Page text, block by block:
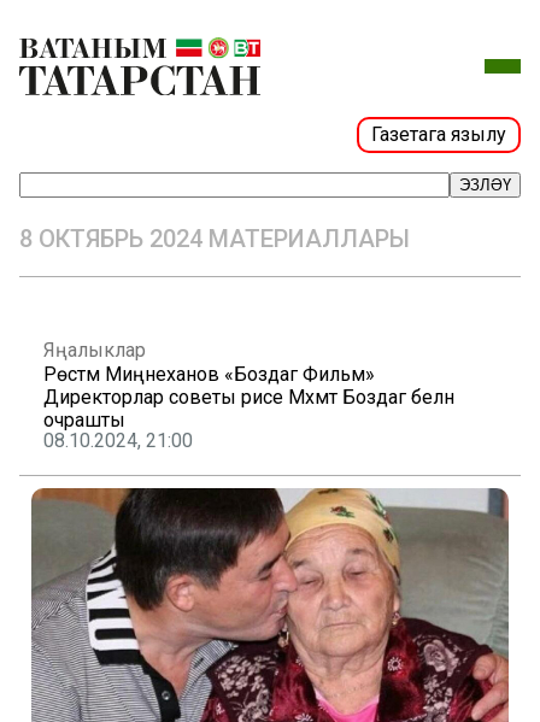
Газетага язылу
ЭЗЛӘҮ
8 ОКТЯБРЬ 2024 МАТЕРИАЛЛАРЫ
Яңалыклар
Рөстәм Миңнеханов «Боздаг Фильм»
Директорлар советы рәисе Мәхмәт Боздаг белән
очрашты
08.10.2024, 21:00